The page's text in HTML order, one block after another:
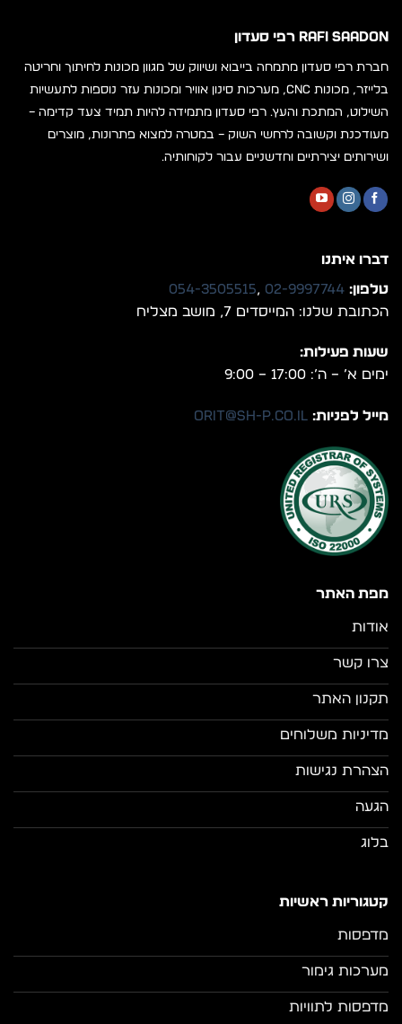
RAFI SAADON רפי סעדון
חברת רפי סעדון מתמחה בייבוא ושיווק של מגוון מכונות לחיתוך וחריטה
בלייזר, מכונות CNC, מערכות סינון אוויר ומכונות עזר נוספות לתעשיות
השילוט, המתכת והעץ. רפי סעדון מתמידה להיות תמיד צעד קדימה –
מעודכנת וקשובה לרחשי השוק – במטרה למצוא פתרונות, מוצרים
ושירותים יצירתיים וחדשניים עבור לקוחותיה.
מפת האתר
אודות
צרו קשר
תקנון האתר
מדיניות משלוחים
הצהרת נגישות
הגעה
בלוג
קטגוריות ראשיות
מדפסות
מערכות גימור
מדפסות לתוויות
דברו איתנו
טלפון: 02-9997744
,
054-3505515
הכתובת שלנו: המייסדים 7, מושב מצליח
שעות פעילות:
ימים א’ – ה’: 17:00 – 9:00
מייל לפניות: orit@sh-p.co.il